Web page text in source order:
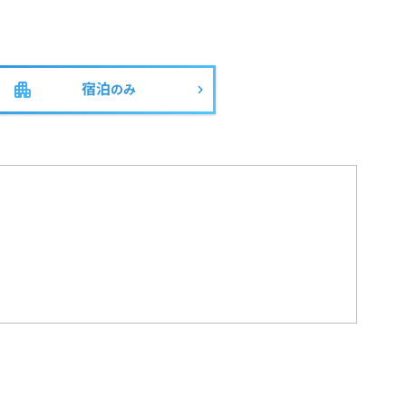
宿泊のみ